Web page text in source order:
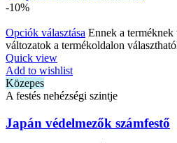
-10%
Opciók választása Ennek a
változatok a termékoldalon
Quick view
Add to wishlist
Közepes
A festés nehézségi szintje
Japán védelmezők számfestő